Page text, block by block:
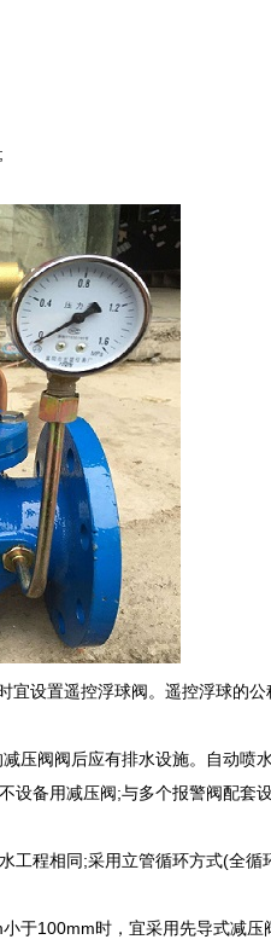
设置遥控浮球阀。遥控浮球的
压阀阀后应有排水设施。自动喷
设备用减压阀;与多个报警阀配套
程相同;采用立管循环方式(全循
于100mm时，宜采用先导式减压